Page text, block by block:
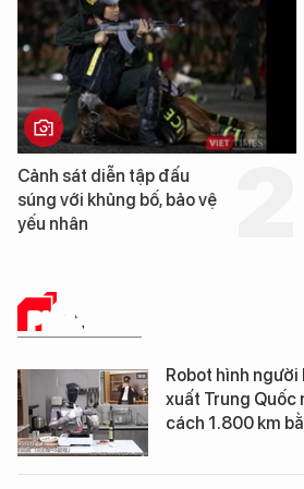
Trung Quốc phát hiện “mỏ
cao su tự nhiên” từ một
loài cỏ dại mọc trên đất
PHÂN TÍCH
Robot hình người
xuất Trung Quốc
cách 1.800 km